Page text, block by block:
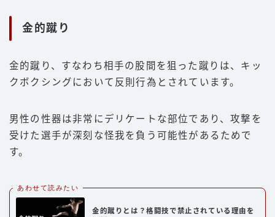
金的蹴り
金的蹴り、すなわち相手の股間を狙った蹴りは、キッ
クボクシングにおいて反則行為とされています。
男性の性器は非常にデリケートな部位であり、攻撃を
受けた選手が深刻な怪我を負う可能性があるためで
す。
あわせて読みたい
金的蹴りとは？格闘技で禁止されている理由を